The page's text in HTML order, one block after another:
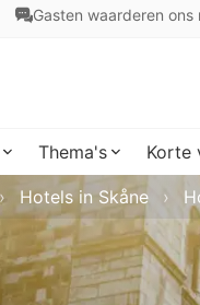
Gasten waarderen ons
Thema's Korte
Hotels in Skåne